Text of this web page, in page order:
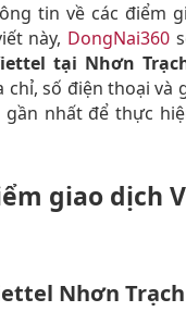
tin về các điểm
này, DongNai360
tại Nhơn
số điện thoại và
nhất để thực
giao dịch
Nhơn Trạch